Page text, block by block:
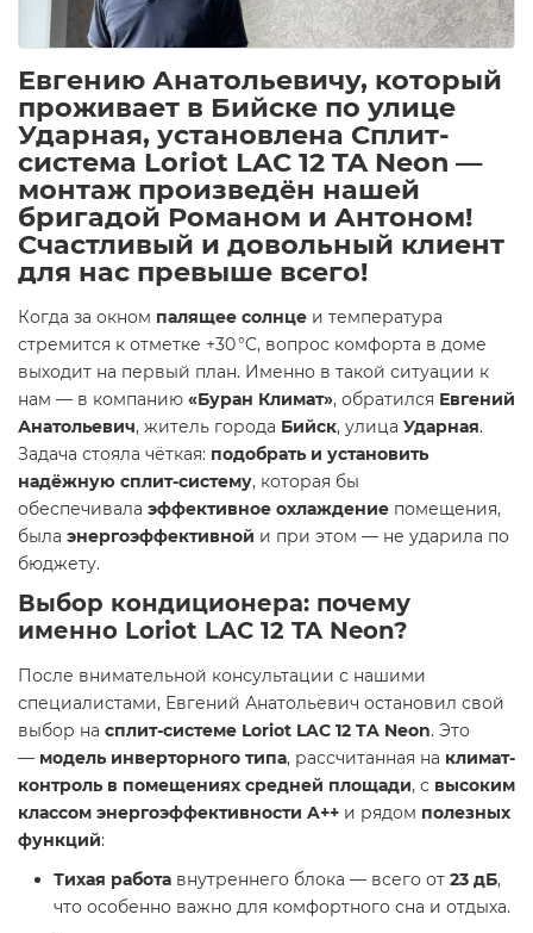
Евгению Анатольевичу, который
проживает в Бийске по улице
Ударная, установлена Сплит-
система Loriot LAC 12 TA Neon —
монтаж произведён нашей
бригадой Романом и Антоном!
Счастливый и довольный клиент
для нас превыше всего!
Когда за окном палящее солнце и температура
стремится к отметке +30 °C, вопрос комфорта в доме
выходит на первый план. Именно в такой ситуации к
нам — в компанию «Буран Климат», обратился Евгений
Анатольевич, житель города Бийск, улица Ударная.
Задача стояла чёткая: подобрать и установить
надёжную сплит-систему, которая бы
обеспечивала эффективное охлаждение помещения,
была энергоэффективной и при этом — не ударила по
бюджету.
Выбор кондиционера: почему
именно Loriot LAC 12 TA Neon?
После внимательной консультации с нашими
специалистами, Евгений Анатольевич остановил свой
выбор на сплит-системе Loriot LAC 12 TA Neon. Это
— модель инверторного типа, рассчитанная на климат-
контроль в помещениях средней площади, с высоким
классом энергоэффективности A++ и рядом полезных
функций:
Тихая работа внутреннего блока — всего от 23 дБ,
что особенно важно для комфортного сна и отдыха.